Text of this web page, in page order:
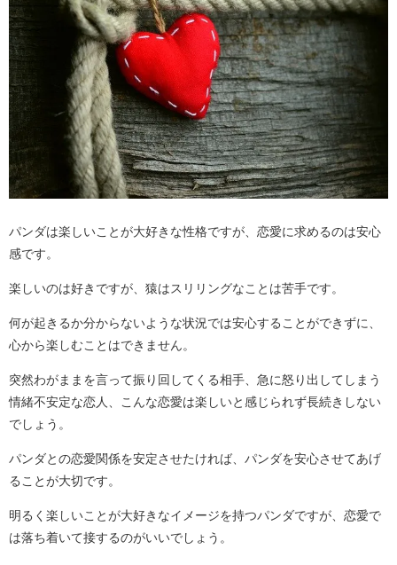
パンダは楽しいことが大好きな性格ですが、恋愛に求めるのは安心
感です。
楽しいのは好きですが、猿はスリリングなことは苦手です。
何が起きるか分からないような状況では安心することができずに、
心から楽しむことはできません。
突然わがままを言って振り回してくる相手、急に怒り出してしまう
情緒不安定な恋人、こんな恋愛は楽しいと感じられず長続きしない
でしょう。
パンダとの恋愛関係を安定させたければ、パンダを安心させてあげ
ることが大切です。
明るく楽しいことが大好きなイメージを持つパンダですが、恋愛で
は落ち着いて接するのがいいでしょう。